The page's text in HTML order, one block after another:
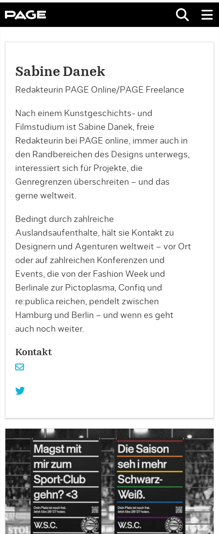
Sabine Danek
Redakteurin PAGE Online/PAGE Freelance
Nach einem Kunstgeschichts- und
Filmstudium ist Sabine Danek, freie
Redakteurin bei PAGE online, immer auch in
den Randbereichen des Designs unterwegs,
interessiert sich für Projekte, die
Genregrenzen überschreiten – und das
gerne weltweit.
Bedingt durch zahlreiche
Auslandsaufenthalte, hält sie Kontakt zu
Designern und Agenturen weltweit – vor Ort
oder auf zahlreichen Konferenzen und
Events, die von der Fashion Week und
Berlinale zur Pictoplasma, Confiq und
re:publica reichen, pendelt zwischen
Hamburg und Berlin – und wenn es geht
auch noch weiter.
Kontakt